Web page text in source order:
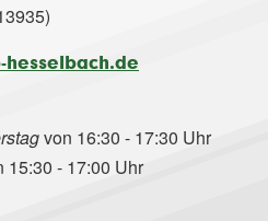
hesselbach.de
von 16:30 - 17:30 Uhr
15:30 - 17:00 Uhr